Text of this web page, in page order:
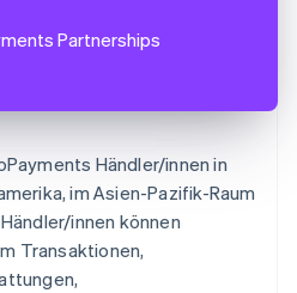
Partnerships
Händler/innen in
im Asien-Pazifik-Raum
innen können
Transaktionen,